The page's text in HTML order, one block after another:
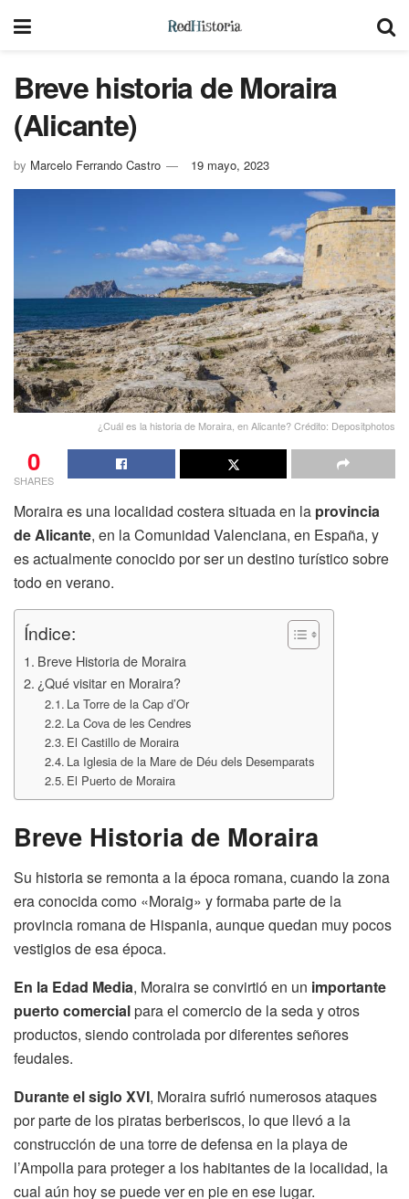
Breve historia de Moraira
(Alicante)
by Marcelo Ferrando Castro 19 mayo, 2023
¿Cuál es la historia de Moraira, en Alicante? Crédito: Depositphotos
0
SHARES
Moraira es una localidad costera situada en la provincia
de Alicante, en la Comunidad Valenciana, en España, y
es actualmente conocido por ser un destino turístico sobre
todo en verano.
Índice:
Breve Historia de Moraira
¿Qué visitar en Moraira?
La Torre de la Cap d’Or
La Cova de les Cendres
El Castillo de Moraira
La Iglesia de la Mare de Déu dels Desemparats
El Puerto de Moraira
Breve Historia de Moraira
Su historia se remonta a la época romana, cuando la zona
era conocida como «Moraig» y formaba parte de la
provincia romana de Hispania, aunque quedan muy pocos
vestigios de esa época.
En la Edad Media, Moraira se convirtió en un importante
puerto comercialpara el comercio de la seda y otros
productos, siendo controlada por diferentes señores
feudales.
Durante el siglo XVI, Moraira sufrió numerosos ataques
por parte de los piratas berberiscos, lo que llevó a la
construcción de una torre de defensa en la playa de
l’Ampolla para proteger a los habitantes de la localidad, la
cual aún hoy se puede ver en pie en ese lugar.